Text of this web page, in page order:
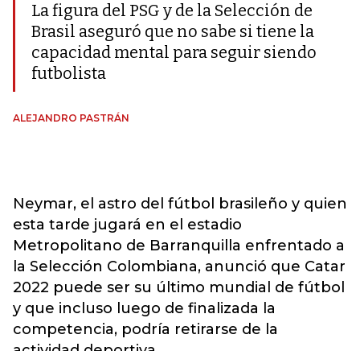
La figura del PSG y de la Selección de
Brasil aseguró que no sabe si tiene la
capacidad mental para seguir siendo
futbolista
ALEJANDRO PASTRÁN
Neymar, el astro del fútbol brasileño y quien
esta tarde jugará en el estadio
Metropolitano de Barranquilla enfrentado a
la Selección Colombiana, anunció que Catar
2022 puede ser su último mundial de fútbol
y que incluso luego de finalizada la
competencia, podría retirarse de la